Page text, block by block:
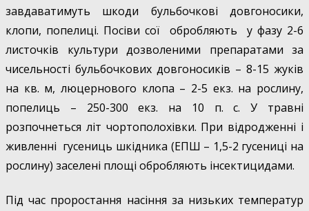
завдаватимуть шкоди бульбочкові довгоносики,
клопи, попелиці. Посіви сої обробляють у фазу 2-6
листочків культури дозволеними препаратами за
чисельності бульбочкових довгоносиків – 8-15 жуків
на кв. м, люцернового клопа – 2-5 екз. на рослину,
попелиць – 250-300 екз. на 10 п. с. У травні
розпочнеться літ чортополохівки. При відродженні і
живленні гусениць шкідника (ЕПШ – 1,5-2 гусениці на
рослину) заселені площі обробляють інсектицидами.
Під час проростання насіння за низьких температур